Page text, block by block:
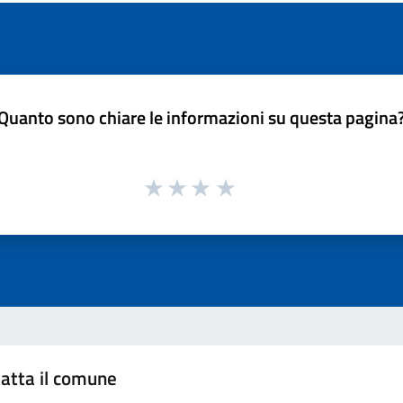
sono chiare le informazioni su questa
il comune